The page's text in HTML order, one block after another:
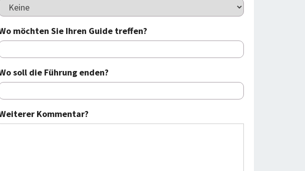
möchten Sie Ihren Guide treffen?
soll die Führung enden?
Kommentar?